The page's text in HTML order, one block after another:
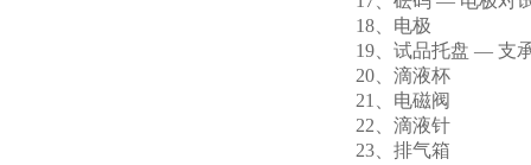
18、电极
19、试品托盘 — 支
20、滴液杯
21、电磁阀
22、滴液针
23、排气箱